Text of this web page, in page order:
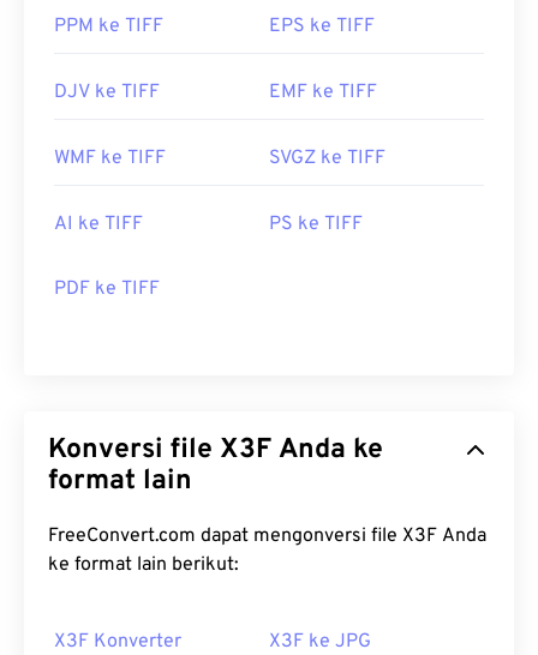
PPM ke TIFF EPS ke TIFF
DJV ke TIFF EMF ke TIFF
WMF ke TIFF SVGZ ke TIFF
AI ke TIFF PS ke TIFF
PDF ke TIFF
Konversi file X3F Anda ke
format lain
FreeConvert.com dapat mengonversi file X3F Anda
ke format lain berikut:
X3F Konverter X3F ke JPG